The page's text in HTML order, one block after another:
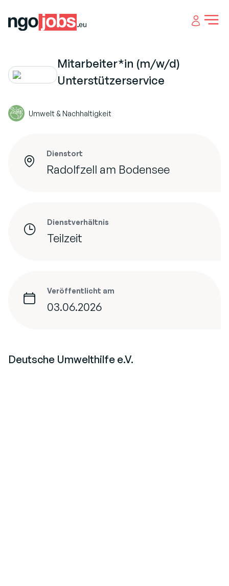
Open
Mitarbeiter*in (m/w/d)
Unterstützerservice
Umwelt & Nachhaltigkeit
Dienstort
Radolfzell am Bodensee
Dienstverhältnis
Teilzeit
Veröffentlicht am
03.06.2026
Deutsche Umwelthilfe e.V.